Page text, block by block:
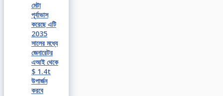
মেটা
পূর্বাভাস
করেছে এটি
2035
সালের মধ্যে
জেনারেটর
এআই থেকে
$ 1.4t
উপার্জন
করবে